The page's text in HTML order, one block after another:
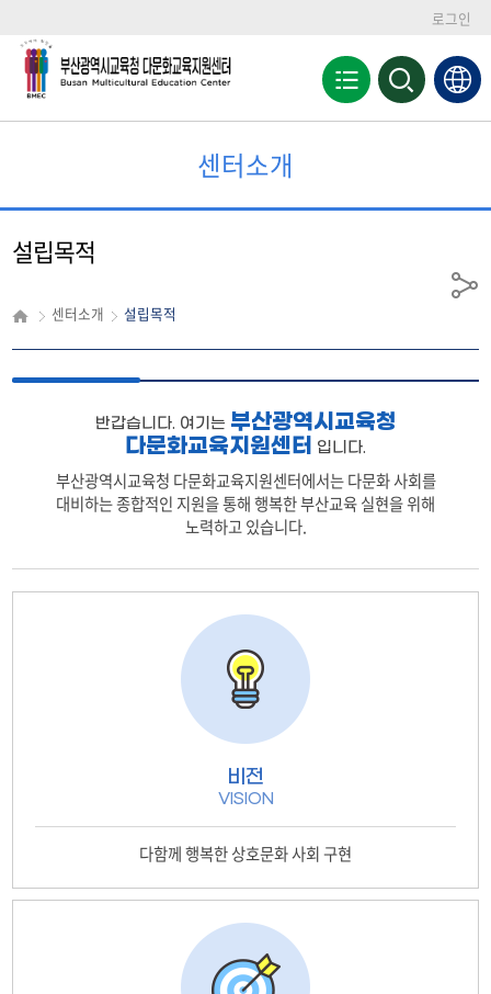
로그인
전
체
검
색
영
역
센터소개
설립목적
센터소개 설립목적
공
반갑습니다. 여기는 부산광역시교육청
다문화교육지원센터 입니다.
부산광역시교육청 다문화교육지원센터에서는 다문화 사회를
대비하는 종합적인 지원을 통해 행복한 부산교육 실현을 위해
노력하고 있습니다.
비전
VISION
다함께행복한 상호문화 사회 구현